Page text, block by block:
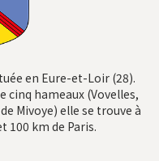
en Eure-et-Loir (28).
cinq hameaux (Vovelles,
Mivoye) elle se trouve à
100 km de Paris.